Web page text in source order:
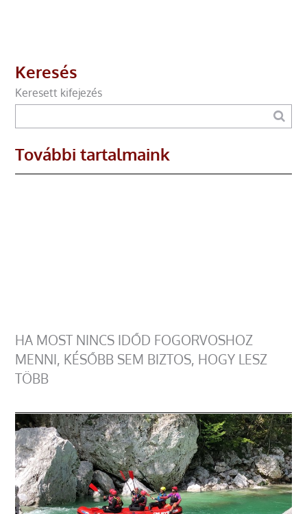
Keresés
Keresett kifejezés
További tartalmaink
HA MOST NINCS IDŐD FOGORVOSHOZ
MENNI, KÉSŐBB SEM BIZTOS, HOGY LESZ
TÖBB